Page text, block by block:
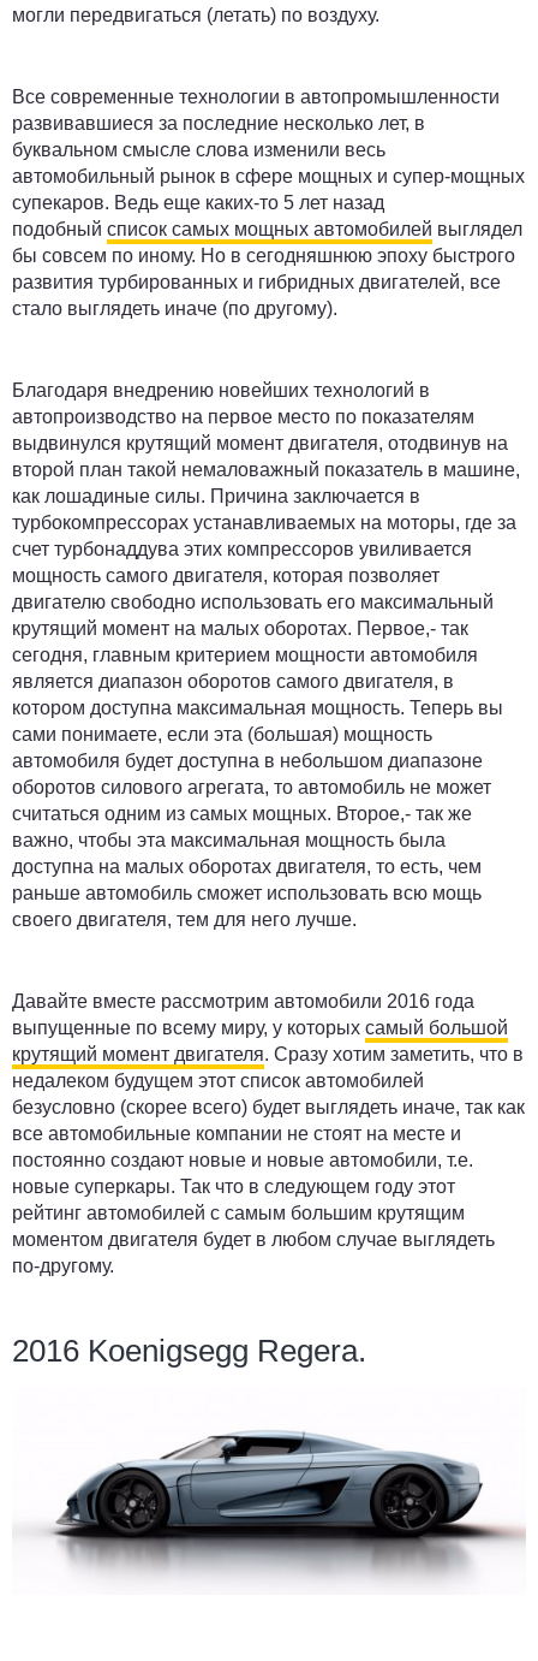
могли передвигаться (летать) по воздуху.
Все современные технологии в автопромышленности
развивавшиеся за последние несколько лет, в
буквальном смысле слова изменили весь
автомобильный рынок в сфере мощных и супер-мощных
супекаров. Ведь еще каких-то 5 лет назад
подобный список самых мощных автомобилей выглядел
бы совсем по иному. Но в сегодняшнюю эпоху быстрого
развития турбированных и гибридных двигателей, все
стало выглядеть иначе (по другому).
Благодаря внедрению новейших технологий в
автопроизводство на первое место по показателям
выдвинулся крутящий момент двигателя, отодвинув на
второй план такой немаловажный показатель в машине,
как лошадиные силы. Причина заключается в
турбокомпрессорах устанавливаемых на моторы, где за
счет турбонаддува этих компрессоров увиливается
мощность самого двигателя, которая позволяет
двигателю свободно использовать его максимальный
крутящий момент на малых оборотах. Первое,- так
сегодня, главным критерием мощности автомобиля
является диапазон оборотов самого двигателя, в
котором доступна максимальная мощность. Теперь вы
сами понимаете, если эта (большая) мощность
автомобиля будет доступна в небольшом диапазоне
оборотов силового агрегата, то автомобиль не может
считаться одним из самых мощных. Второе,- так же
важно, чтобы эта максимальная мощность была
доступна на малых оборотах двигателя, то есть, чем
раньше автомобиль сможет использовать всю мощь
своего двигателя, тем для него лучше.
Давайте вместе рассмотрим автомобили 2016 года
выпущенные по всему миру, у которых самый большой
крутящий момент двигателя. Сразу хотим заметить, что в
недалеком будущем этот список автомобилей
безусловно (скорее всего) будет выглядеть иначе, так как
все автомобильные компании не стоят на месте и
постоянно создают новые и новые автомобили, т.е.
новые суперкары. Так что в следующем году этот
рейтинг автомобилей с самым большим крутящим
моментом двигателя будет в любом случае выглядеть
по-другому.
2016 Koenigsegg Regera.